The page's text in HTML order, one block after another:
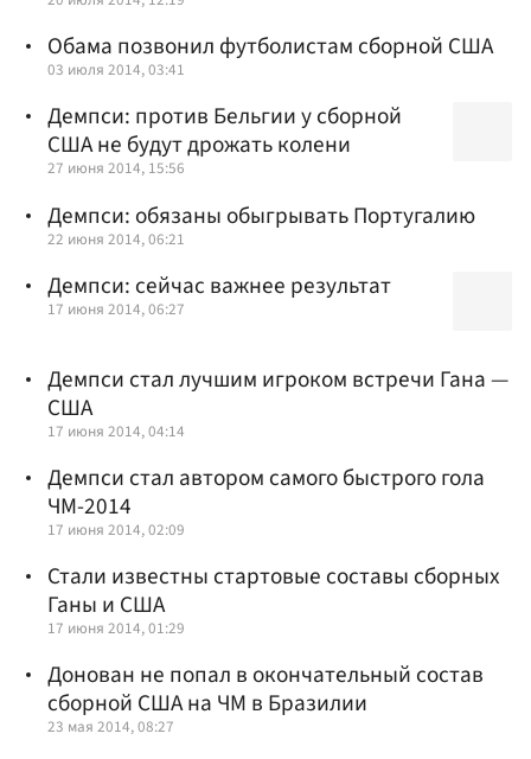
Обама позвонил футболистам сборной США
03 июля 2014, 03:41
Демпси: против Бельгии у сборной
США не будут дрожать колени
27 июня 2014, 15:56
Демпси: обязаны обыгрывать Португалию
22 июня 2014, 06:21
Демпси: сейчас важнее результат
17 июня 2014, 06:27
Демпси стал лучшим игроком встречи Гана —
США
17 июня 2014, 04:14
Демпси стал автором самого быстрого гола
ЧМ-2014
17 июня 2014, 02:09
Стали известны стартовые составы сборных
Ганы и США
17 июня 2014, 01:29
Донован не попал в окончательный состав
сборной США на ЧМ в Бразилии
23 мая 2014, 08:27